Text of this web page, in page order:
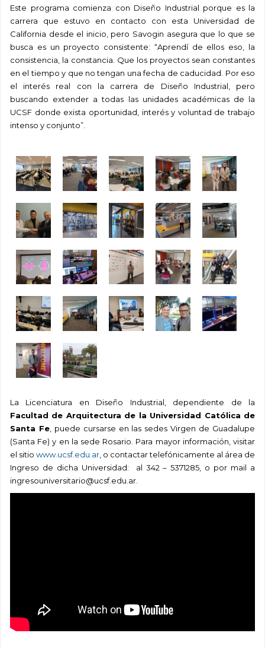
Este programa comienza con Diseño Industrial porque es la
carrera que estuvo en contacto con esta Universidad de
California desde el inicio, pero Savogin asegura que lo que se
busca es un proyecto consistente: “Aprendí de ellos eso, la
consistencia, la constancia. Que los proyectos sean constantes
en el tiempo y que no tengan una fecha de caducidad. Por eso
el interés real con la carrera de Diseño Industrial, pero
buscando extender a todas las unidades académicas de la
UCSF donde exista oportunidad, interés y voluntad de trabajo
intenso y conjunto”.
La Licenciatura en Diseño Industrial, dependiente de la
Facultad de Arquitectura de la Universidad Católica de
Santa Fe, puede cursarse en las sedes Virgen de Guadalupe
(Santa Fe) y en la sede Rosario. Para mayor información, visitar
el sitio www.ucsf.edu.ar, o contactar telefónicamente al área de
Ingreso de dicha Universidad: al 342 – 5371285, o por mail a
ingresouniversitario@ucsf.edu.ar.